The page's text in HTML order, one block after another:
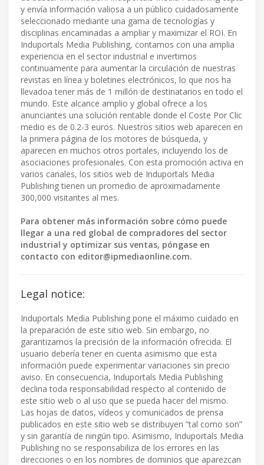
y envía información valiosa a un público cuidadosamente
seleccionado mediante una gama de tecnologías y
disciplinas encaminadas a ampliar y maximizar el ROI. En
Induportals Media Publishing, contamos con una amplia
experiencia en el sector industrial e invertimos
continuamente para aumentar la circulación de nuestras
revistas en línea y boletines electrónicos, lo que nos ha
llevadoa tener más de 1 millón de destinatarios en todo el
mundo. Este alcance amplio y global ofrece a los
anunciantes una solución rentable donde el Coste Por Clic
medio es de 0.2-3 euros. Nuestros sitios web aparecen en
la primera página de los motores de búsqueda, y
aparecen en muchos otros portales, incluyendo los de
asociaciones profesionales. Con esta promoción activa en
varios canales, los sitios web de Induportals Media
Publishing tienen un promedio de aproximadamente
300,000 visitantes al mes.
Para obtener más información sobre cómo puede
llegar a una red global de compradores del sector
industrial y optimizar sus ventas, póngase en
contacto con editor@ipmediaonline.com.
Legal notice:
Induportals Media Publishing pone el máximo cuidado en
la preparación de este sitio web. Sin embargo, no
garantizamos la precisión de la información ofrecida. El
usuario debería tener en cuenta asimismo que esta
información puede experimentar variaciones sin precio
aviso. En consecuencia, Induportals Media Publishing
declina toda responsabilidad respecto al contenido de
este sitio web o al uso que se pueda hacer del mismo.
Las hojas de datos, vídeos y comunicados de prensa
publicados en este sitio web se distribuyen “tal como son”
y sin garantía de ningún tipo. Asimismo, Induportals Media
Publishing no se responsabiliza de los errores en las
direcciones o en los nombres de dominios que aparezcan